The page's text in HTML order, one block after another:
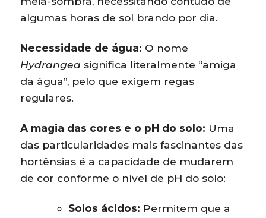
algumas horas de sol brando por dia.
Necessidade de água: O nome
Hydrangea significa literalmente “amiga
da água”, pelo que exigem regas
regulares.
A magia das cores e o pH do solo: Uma
das particularidades mais fascinantes das
hortênsias é a capacidade de mudarem
de cor conforme o nível de pH do solo:
Solos ácidos: Permitem que a